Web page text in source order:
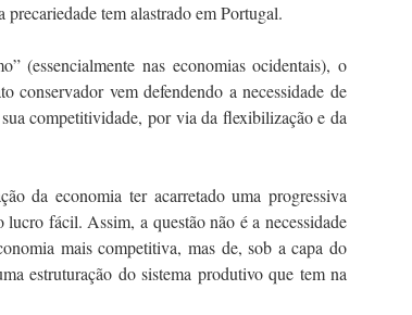
tem alastrado em Portugal.
(essencialmente nas economias ocidentais), o
vem defendendo a necessidade de
competitividade, por via da flexibilização e da
da economia ter acarretado uma progressiva
fácil. Assim, a questão não é a necessidade
mais competitiva, mas de, sob a capa do
estruturação do sistema produtivo que tem na